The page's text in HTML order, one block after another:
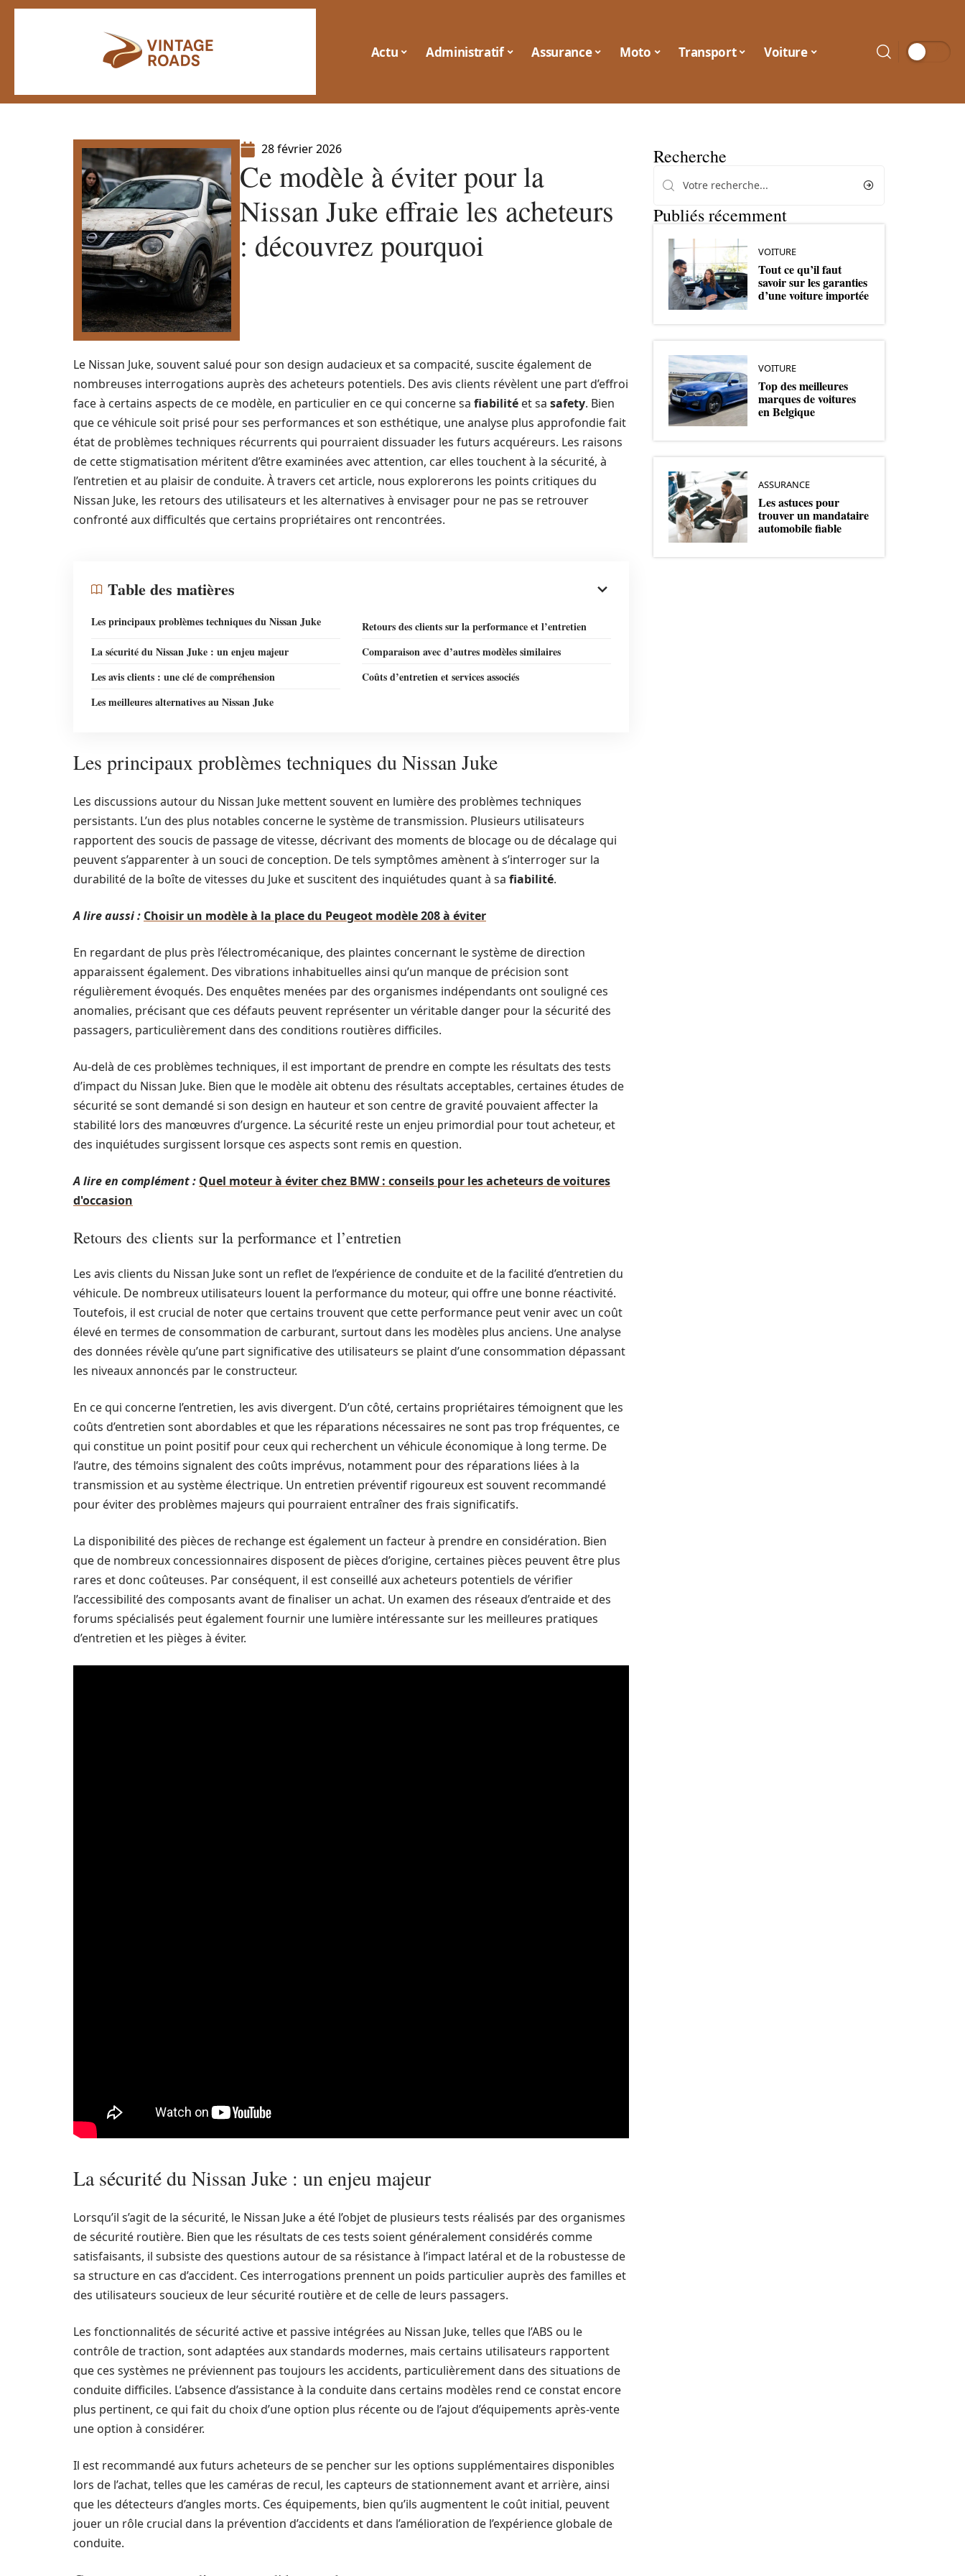
Actu Administratif Assurance Moto Transport Voiture
28 février 2026
Ce modèle à éviter pour la
Nissan Juke effraie les acheteurs
: découvrez pourquoi
Le Nissan Juke, souvent salué pour son design audacieux et sa compacité, suscite également de
nombreuses interrogations auprès des acheteurs potentiels. Des avis clients révèlent une part d’effroi
face à certains aspects de ce modèle, en particulier en ce qui concerne sa fiabilité et sa safety. Bien
que ce véhicule soit prisé pour ses performances et son esthétique, une analyse plus approfondie fait
état de problèmes techniques récurrents qui pourraient dissuader les futurs acquéreurs. Les raisons
de cette stigmatisation méritent d’être examinées avec attention, car elles touchent à la sécurité, à
l’entretien et au plaisir de conduite. À travers cet article, nous explorerons les points critiques du
Nissan Juke, les retours des utilisateurs et les alternatives à envisager pour ne pas se retrouver
confronté aux difficultés que certains propriétaires ont rencontrées.
Table des matières
Les principaux problèmes techniques du Nissan Juke
Retours des clients sur la performance et l’entretien
La sécurité du Nissan Juke : un enjeu majeur
Comparaison avec d’autres modèles similaires
Les avis clients : une clé de compréhension
Coûts d’entretien et services associés
Les meilleures alternatives au Nissan Juke
Les principaux problèmes techniques du Nissan Juke
Les discussions autour du Nissan Juke mettent souvent en lumière des problèmes techniques
persistants. L’un des plus notables concerne le système de transmission. Plusieurs utilisateurs
rapportent des soucis de passage de vitesse, décrivant des moments de blocage ou de décalage qui
peuvent s’apparenter à un souci de conception. De tels symptômes amènent à s’interroger sur la
durabilité de la boîte de vitesses du Juke et suscitent des inquiétudes quant à sa fiabilité.
A lire aussi : Choisir un modèle à la place du Peugeot modèle 208 à éviter
En regardant de plus près l’électromécanique, des plaintes concernant le système de direction
apparaissent également. Des vibrations inhabituelles ainsi qu’un manque de précision sont
régulièrement évoqués. Des enquêtes menées par des organismes indépendants ont souligné ces
anomalies, précisant que ces défauts peuvent représenter un véritable danger pour la sécurité des
passagers, particulièrement dans des conditions routières difficiles.
Au-delà de ces problèmes techniques, il est important de prendre en compte les résultats des tests
d’impact du Nissan Juke. Bien que le modèle ait obtenu des résultats acceptables, certaines études de
sécurité se sont demandé si son design en hauteur et son centre de gravité pouvaient affecter la
stabilité lors des manœuvres d’urgence. La sécurité reste un enjeu primordial pour tout acheteur, et
des inquiétudes surgissent lorsque ces aspects sont remis en question.
A lire en complément : Quel moteur à éviter chez BMW : conseils pour les acheteurs de voitures
d'occasion
Retours des clients sur la performance et l’entretien
Les avis clients du Nissan Juke sont un reflet de l’expérience de conduite et de la facilité d’entretien du
véhicule. De nombreux utilisateurs louent la performance du moteur, qui offre une bonne réactivité.
Toutefois, il est crucial de noter que certains trouvent que cette performance peut venir avec un coût
élevé en termes de consommation de carburant, surtout dans les modèles plus anciens. Une analyse
des données révèle qu’une part significative des utilisateurs se plaint d’une consommation dépassant
les niveaux annoncés par le constructeur.
En ce qui concerne l’entretien, les avis divergent. D’un côté, certains propriétaires témoignent que les
coûts d’entretien sont abordables et que les réparations nécessaires ne sont pas trop fréquentes, ce
qui constitue un point positif pour ceux qui recherchent un véhicule économique à long terme. De
l’autre, des témoins signalent des coûts imprévus, notamment pour des réparations liées à la
transmission et au système électrique. Un entretien préventif rigoureux est souvent recommandé
pour éviter des problèmes majeurs qui pourraient entraîner des frais significatifs.
La disponibilité des pièces de rechange est également un facteur à prendre en considération. Bien
que de nombreux concessionnaires disposent de pièces d’origine, certaines pièces peuvent être plus
rares et donc coûteuses. Par conséquent, il est conseillé aux acheteurs potentiels de vérifier
l’accessibilité des composants avant de finaliser un achat. Un examen des réseaux d’entraide et des
forums spécialisés peut également fournir une lumière intéressante sur les meilleures pratiques
d’entretien et les pièges à éviter.
La sécurité du Nissan Juke : un enjeu majeur
Lorsqu’il s’agit de la sécurité, le Nissan Juke a été l’objet de plusieurs tests réalisés par des organismes
de sécurité routière. Bien que les résultats de ces tests soient généralement considérés comme
satisfaisants, il subsiste des questions autour de sa résistance à l’impact latéral et de la robustesse de
sa structure en cas d’accident. Ces interrogations prennent un poids particulier auprès des familles et
des utilisateurs soucieux de leur sécurité routière et de celle de leurs passagers.
Les fonctionnalités de sécurité active et passive intégrées au Nissan Juke, telles que l’ABS ou le
contrôle de traction, sont adaptées aux standards modernes, mais certains utilisateurs rapportent
que ces systèmes ne préviennent pas toujours les accidents, particulièrement dans des situations de
conduite difficiles. L’absence d’assistance à la conduite dans certains modèles rend ce constat encore
plus pertinent, ce qui fait du choix d’une option plus récente ou de l’ajout d’équipements après-vente
une option à considérer.
Il est recommandé aux futurs acheteurs de se pencher sur les options supplémentaires disponibles
lors de l’achat, telles que les caméras de recul, les capteurs de stationnement avant et arrière, ainsi
que les détecteurs d’angles morts. Ces équipements, bien qu’ils augmentent le coût initial, peuvent
jouer un rôle crucial dans la prévention d’accidents et dans l’amélioration de l’expérience globale de
conduite.
Recherche
Publiés récemment
VOITURE
Tout ce qu’il faut
savoir sur les garanties
d’une voiture importée
VOITURE
Top des meilleures
marques de voitures
en Belgique
ASSURANCE
Les astuces pour
trouver un mandataire
automobile fiable